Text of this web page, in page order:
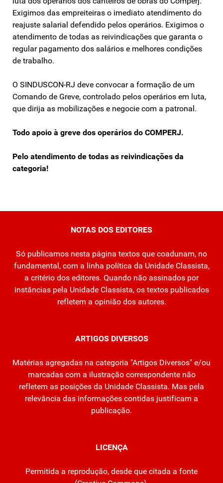
Exigimos das empreiteiras o imediato atendimento do
reajuste salarial defendido pelos operários. Exigimos o
atendimento de todas as reivindicações que garanta o
regular pagamento dos salários e melhores condições
de trabalho.
O SINDUSCON-RJ deve convocar a formação de um
Comando de Greve, controlado pelos operários em luta,
que dirija as mobilizações e negocie com a patronal.
Todo apoio à greve dos operários do COMPERJ.
Pelo atendimento de todas as reivindicações da
categoria!
NOTAS DOS EDITORES
Só publicamos nesta página textos que coadunam, no
fundamental, com a linha política da Unidade Classista,
a critério dos editores. Quando não assinados por
instâncias pela Unidade Classista, os textos publicados
refletem a opinião dos autores.
ARTIGOS DIVERSOS
Matérias agregadas na categoria "Artigos Diversos" e/ou
marcadas com a ilustração correspondente não
refletem as posições da Unidade Classista. Mas pela
relevância das informações contidas justificam a
publicação.
LICENÇA
Permitida a reprodução, desde que citada a fonte